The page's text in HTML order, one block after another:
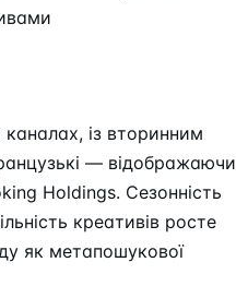
із вторинним
— відображаючи
Holdings. Сезонність
креативів росте
як метапошукової